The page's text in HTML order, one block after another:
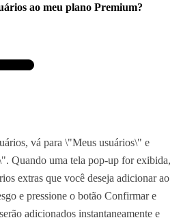
ao meu plano Premium?
vá para \"Meus usuários\" e
Quando uma tela pop-up for exibida,
extras que você deseja adicionar ao
e pressione o botão Confirmar e
adicionados instantaneamente e